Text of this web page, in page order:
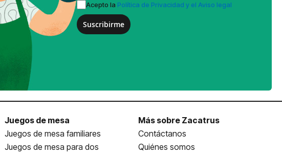
Acepto la Política de Privacidad y el Aviso legal
Suscribirme
Juegos de mesa
Juegos de mesa familiares
Juegos de mesa para dos
Más sobre Zacatrus
Contáctanos
Quiénes somos